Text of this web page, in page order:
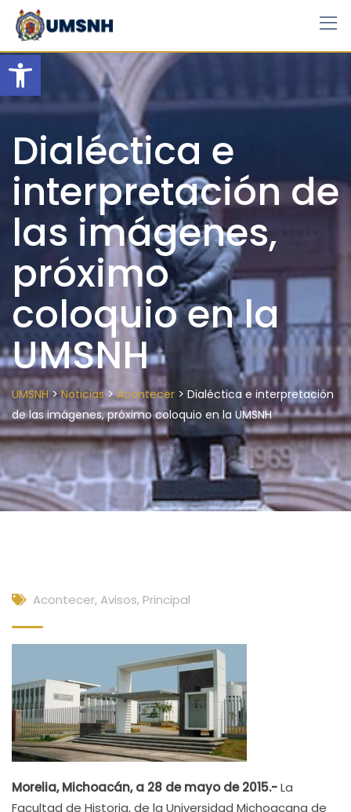
Open toolbar
Skip
content
Dialéctica e
interpretación de
las imágenes,
próximo
coloquio en la
UMSNH
UMSNH>Noticias>Acontecer > Dialéctica e interpretación
de las imágenes, próximo coloquio en la UMSNH
Acontecer,Avisos, Principal
Morelia, Michoacán, a 28 de mayo de 2015.-La
Facultad de Historia, de la Universidad Michoacana de